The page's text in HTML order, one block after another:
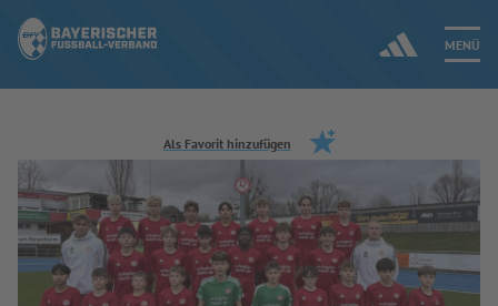
MENÜ
Jetzt einloggen
ERGEBNISSE & WETTBEWERBE
NEUIGKEITEN
Als Favorit hinzufügen